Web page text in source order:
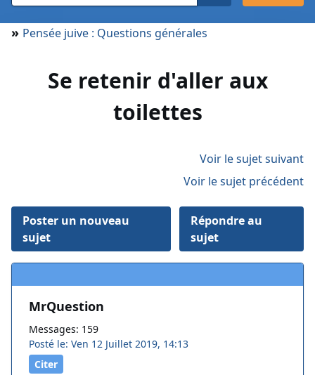
» Pensée juive : Questions générales
Se retenir d'aller aux
toilettes
Voir le sujet suivant
Voir le sujet précédent
Poster un nouveau
sujet
Répondre au
sujet
MrQuestion
Messages: 159
Posté le: Ven 12 Juillet 2019, 14:13
Citer